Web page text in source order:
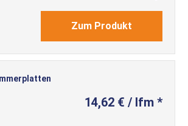
Zum Produkt
14,62 € / lfm *